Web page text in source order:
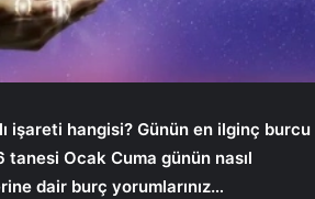
işareti hangisi? Günün en ilginç burcu
tanesi Ocak Cuma günün nasıl
dair burç yorumlarınız…